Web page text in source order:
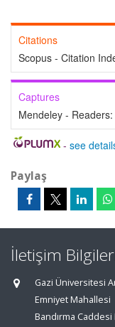
Citations
Scopus - Citation
Captures
Mendeley - Readers:
- see
Paylaş
İletişim
Gazi Üniversitesi
Emniyet Mahallesi
Bandırma